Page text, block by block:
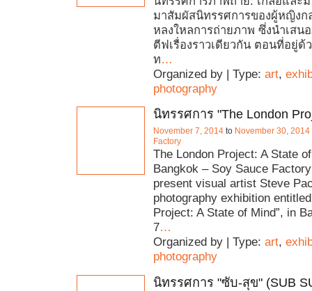
มาสัมผัสนิทรรศการของผู้หญิงก
หลงใหลการถ่ายภาพ ซึ่งนำเสน
ตีฟเรื่องราวเดียวกัน ตอนที่อยู่ด้
ท…
Organized by | Type: art,
photography
นิทรรศการ "The London
November 7, 2014 to November 30, 2014
Factory
The London Project: A State
Bangkok – Soy Sauce
present visual artist Steve
photography exhibition
Project: A State of Mind”, in
7…
Organized by | Type: art,
photography
นิทรรศการ "ซับ-สุข" (SUB